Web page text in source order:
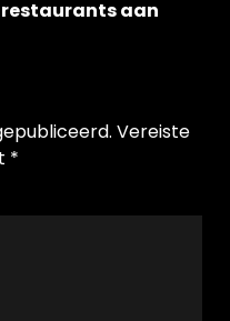
restaurants aan
Vereiste
*